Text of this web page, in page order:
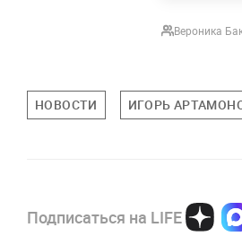
Вероника
НОВОСТИ ИГОРЬ
Подписаться на LIFE